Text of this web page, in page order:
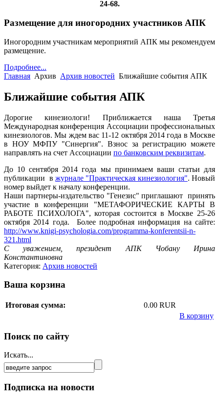
24-68.
Размещение для иногородних участников АПК
Иногородним участникам мероприятий АПК мы рекомендуем
размещение.
Подробнее...
Главная Архив Архив новостей Ближайшие события АПК
Ближайшие события АПК
Дорогие кинезиологи! Приближается наша Третья
Международная конференция Ассоциации профессиональных
кинезиологов. Мы ждем вас 11-12 октября 2014 года в Москве
в НОУ МФПУ "Синергия". Взнос за регистрацию можете
направлять на счет Ассоциации по банковским реквизитам.
До 10 сентября 2014 года мы принимаем ваши статьи для
публикации в журнале "Практическая кинезиология". Новый
номер выйдет к началу конференции.
Наши партнеры-издательство "Генезис" приглашают принять
участие в конференции "МЕТАФОРИЧЕСКИЕ КАРТЫ В
РАБОТЕ ПСИХОЛОГА", которая состоится в Москве 25-26
октября 2014 года. Более подробная информация на сайте:
http://www.knigi-psychologia.com/programma-konferentsii-n-
321.html
С уважением, президент АПК Чобану Ирина
Константиновна
Категория: Архив новостей
Ваша корзина
Итоговая сумма:
0.00 RUR
В корзину
Поиск по сайту
Искать...
Подписка на новости